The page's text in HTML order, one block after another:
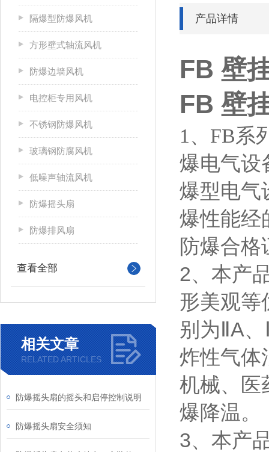
隔爆型防爆风机
方形壁式轴流风机
防爆边墙风机
电控柜专用风机
不锈钢防爆风机
玻璃钢防腐风机
低噪声轴流风机
防爆摇头扇
防爆排风扇
查看全部
相关文章
RELATED ARTICLES
防爆摇头扇的摇头和启停控制说明
防爆摇头扇安全须知
产品详情
FB 壁
FB 壁
1、FB系
爆电气设
爆型电气
爆性能经
防爆合格
2、本产
形美观等
别为ⅡA
炸性气体
机械、医
爆降温。
3、本产